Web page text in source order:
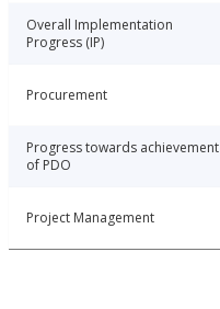
Overall Implementation
Progress (IP)
Procurement
Progress towards achievement
of PDO
Project Management